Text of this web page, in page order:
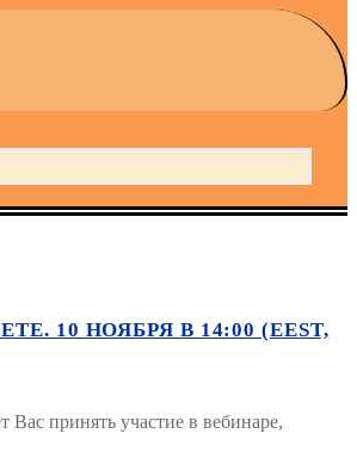
10 НОЯБРЯ В 14:00 (EEST,
принять участие в вебинаре,